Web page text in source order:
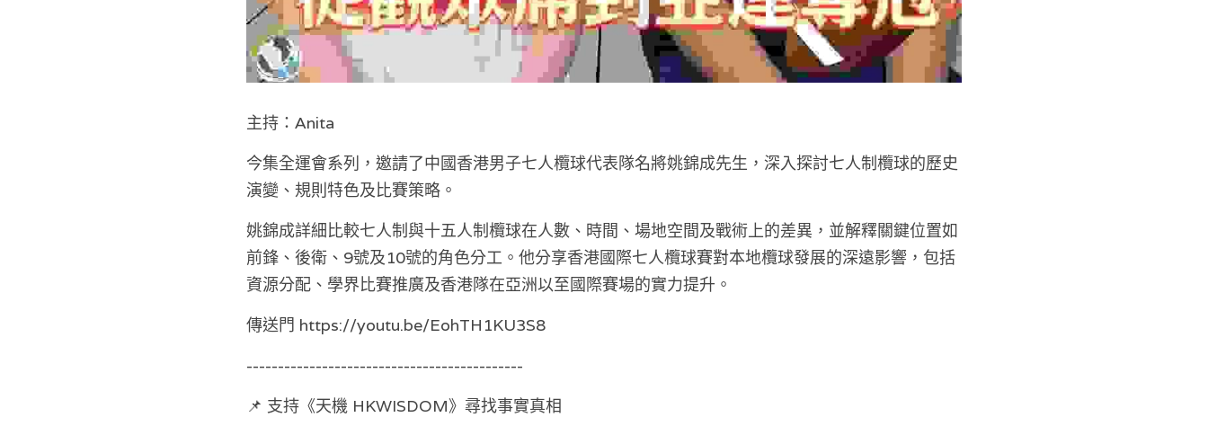
主持：Anita
今集全運會系列，邀請了中國香港男子七人欖球代表隊名將姚錦成先生，深入探討七人制欖球的歷史
演變、規則特色及比賽策略。
姚錦成詳細比較七人制與十五人制欖球在人數、時間、場地空間及戰術上的差異，並解釋關鍵位置如
前鋒、後衛、9號及10號的角色分工。他分享香港國際七人欖球賽對本地欖球發展的深遠影響，包括
資源分配、學界比賽推廣及香港隊在亞洲以至國際賽場的實力提升。
傳送門 https://youtu.be/EohTH1KU3S8
--------------------------------------------
📌 支持《天機 HKWISDOM》尋找事實真相